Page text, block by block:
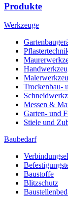
Produkte
Werkzeuge
Trockenbau-
Messen &
Garten- und
Stiele und
Baubedarf
Baustoffe
Blitzschutz